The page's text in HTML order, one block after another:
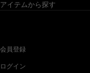
アイテムから探す
会員登録
ログイン